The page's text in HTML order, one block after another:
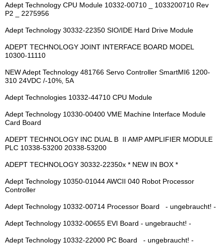
Adept Technology CPU Module 10332-00710 _ 1033200710 Rev
P2 _ 2275956
Adept Technology 30332-22350 SIO/IDE Hard Drive Module
ADEPT TECHNOLOGY JOINT INTERFACE BOARD MODEL
10300-11110
NEW Adept Technology 481766 Servo Controller SmartMI6 1200-
310 24VDC /-10%, 5A
Adept Technologies 10332-44710 CPU Module
Adept Technology 10330-00400 VME Machine Interface Module
Card Board
ADEPT TECHNOLOGY INC DUAL B II AMP AMPLIFIER MODULE
PLC 10338-53200 20338-53200
ADEPT TECHNOLOGY 30332-22350x * NEW IN BOX *
Adept Technology 10350-01044 AWCII 040 Robot Processor
Controller
Adept Technology 10332-00714 Processor Board - ungebraucht! -
Adept Technology 10332-00655 EVI Board - ungebraucht! -
Adept Technology 10332-22000 PC Board - ungebraucht! -